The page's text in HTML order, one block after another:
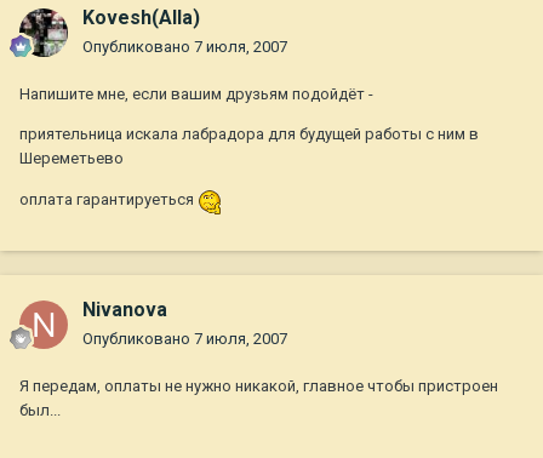
Kovesh(Alla)
Опубликовано 7 июля, 2007
Напишите мне, если вашим друзьям подойдёт -
приятельница искала лабрадора для будущей работы с ним в
Шереметьево
оплата гарантируеться
Nivanova
Опубликовано 7 июля, 2007
Я передам, оплаты не нужно никакой, главное чтобы пристроен
был...